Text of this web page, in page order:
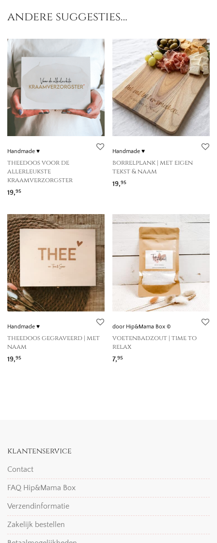
andere suggesties…
Handmade ♥
theedoos voor de
allerleukste
kraamverzorgster
19,95
Handmade ♥
borrelplank | met eigen
tekst & naam
19,95
Handmade ♥
theedoos gegraveerd | met
naam
19,95
door Hip&Mama Box ©
voetenbadzout | time to
relax
7,95
klantenservice
Contact
FAQ Hip&Mama Box
Verzendinformatie
Zakelijk bestellen